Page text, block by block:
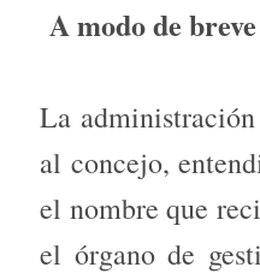
A modo de
La
al concejo,
el nombre que
el órgano de